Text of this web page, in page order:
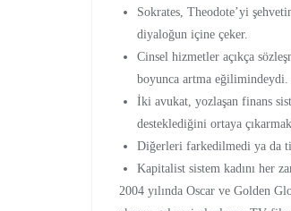
Sokrates, Theodote’yi
diyaloğun içine çeker.
Cinsel hizmetler açıkça
boyunca artma eğilimindeydi.
İki avukat, yozlaşan finans
desteklediğini ortaya
Diğerleri farkedilmedi ya da
Kapitalist sistem kadını her
2004 yılında Oscar ve Golden